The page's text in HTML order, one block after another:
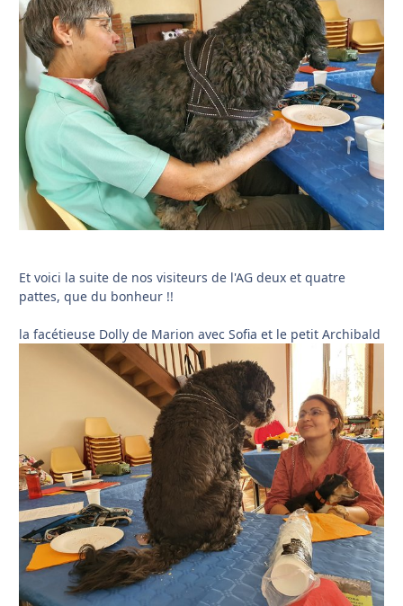
Et voici la suite de nos visiteurs de l'AG deux et quatre
pattes, que du bonheur !!
la facétieuse Dolly de Marion avec Sofia et le petit Archibald